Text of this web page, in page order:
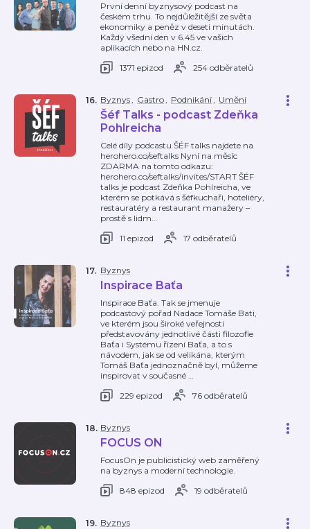
První denní byznysový podcast na
českém trhu. To nejdůležitější ze světa
ekonomiky a peněz v deseti minutách.
Každý všední den v 6.45 ve vašich
aplikacích nebo na HN.cz.
1371 epizod
254 odběratelů
Byznys, Gastro, Podnikání, Umění
Šéf Talks - podcast Zdeňka
Pohlreicha
Celé díly podcastu ŠÉF talks najdete na
herohero.co/seftalks Nyní na měsíc
ZDARMA na tomto odkazu:
herohero.co/seftalks/invites/START ŠÉF
talks je podcast Zdeňka Pohlreicha, ve
kterém se potkává s šéfkuchaři, hoteliéry,
restauratéry a restaurant manažery –
prostě s lidm…
11 epizod
17 odběratelů
16.
Byznys
Inspirace Baťa
Inspirace Baťa. Tak se jmenuje
podcastový pořad Nadace Tomáše Bati,
ve kterém jsou široké veřejnosti
představovány jednotlivé části filozofie
Baťa i Systému řízení Baťa, a to s
návodem, jak se od velikána, kterým
Tomáš Baťa jednoznačně byl, můžeme
inspirovat v současné …
229 epizod
76 odběratelů
17.
Byznys
FOCUS ON
FocusOn je publicistický web zaměřený
na byznys a moderní technologie.
848 epizod
19 odběratelů
18.
Byznys
19.